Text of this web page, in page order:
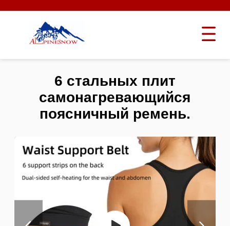
6 стальных плит
самонагревающийся
поясничный ремень.